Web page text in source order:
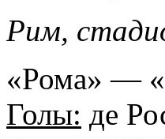
Рим,
«Рома» —
Голы: де